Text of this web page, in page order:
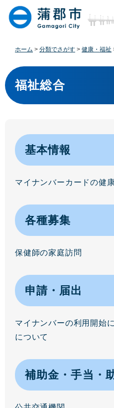
す
。
し
て
ホーム > 分類でさがす > 健康・福祉
本
文
福祉総合
基本情報
マイナンバーカードの健
各種募集
保健師の家庭訪問
申請・届出
マイナンバーの利用開始
について
補助金・手当・